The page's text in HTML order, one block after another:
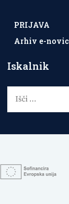
PRIJAVA
Arhiv e-novic
Iskalnik